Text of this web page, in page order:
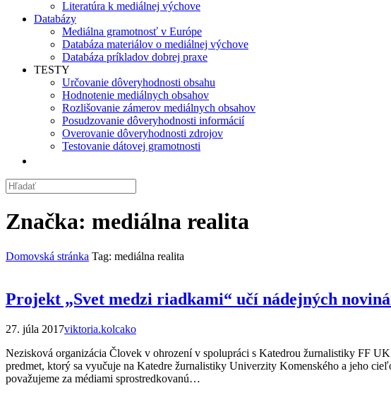
Literatúra k mediálnej výchove
Databázy
Mediálna gramotnosť v Európe
Databáza materiálov o mediálnej výchove
Databáza príkladov dobrej praxe
TESTY
Určovanie dôveryhodnosti obsahu
Hodnotenie mediálnych obsahov
Rozlišovanie zámerov mediálnych obsahov
Posudzovanie dôveryhodnosti informácií
Overovanie dôveryhodnosti zdrojov
Testovanie dátovej gramotnosti
Značka: mediálna realita
Domovská stránka Tag: mediálna realita
Projekt „Svet medzi riadkami“ učí nádejných
27. júla 2017viktoria.kolcako
Nezisková organizácia Človek v ohrození v spolupráci s Katedrou žurnalistiky FF
predmet, ktorý sa vyučuje na Katedre žurnalistiky Univerzity Komenského a jeho
považujeme za médiami sprostredkovanú…